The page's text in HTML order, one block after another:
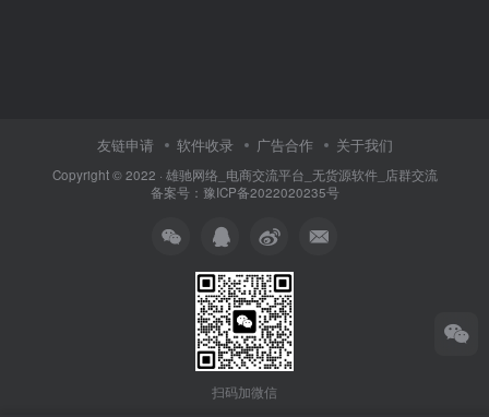
友链申请 软件收录 广告合作 关于我们
Copyright © 2022 · 雄驰网络_电商交流平台_无货源软件_店群交流
备案号： 豫ICP备2022020235号
扫码加微信